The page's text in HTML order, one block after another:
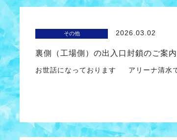
その他 2026.03.02
裏側（工場側）の出入口封鎖のご案内
お世話になっております アリーナ清水